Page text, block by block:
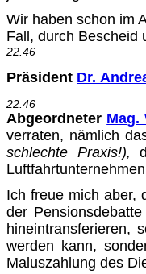
Wir haben schon im
Fall, durch Bescheid
22.46
Präsident Dr.
22.46
Abgeordneter Mag.
ver­raten, nämlich
schlechte Praxis!),
Ich freue mich aber,
der
hineintransfe­rieren,
werden kann,
Maluszahlung des